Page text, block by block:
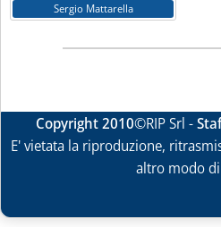
Sergio Mattarella
Copyright 2010©RIP Srl -
E' vietata la riproduzione,
altro modo